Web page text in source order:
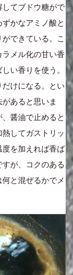
してブドウ糖がで
かなアミノ酸と
できている。こ
メル化の甘い香
い香りを使う。
けになる。とい
あると思いま
醤油で止めると
してガストリッ
度を加えれば香ば
が、コクのある
と混ぜるかでメ